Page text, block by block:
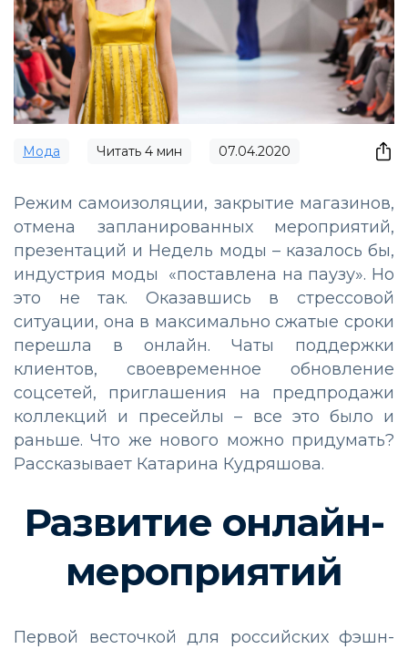
Мода Читать 4 мин 07.04.2020
Режим самоизоляции, закрытие магазинов,
отмена запланированных мероприятий,
презентаций и Недель моды – казалось бы,
индустрия моды «поставлена на паузу». Но
это не так. Оказавшись в стрессовой
ситуации, она в максимально сжатые сроки
перешла в онлайн. Чаты поддержки
клиентов, своевременное обновление
соцсетей, приглашения на предпродажи
коллекций и пресейлы – все это было и
раньше. Что же нового можно придумать?
Рассказывает Катарина Кудряшова.
Развитие онлайн-
мероприятий
Первой весточкой для российских фэшн-